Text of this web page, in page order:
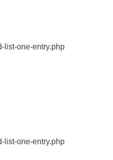
list-one-entry.php
list-one-entry.php